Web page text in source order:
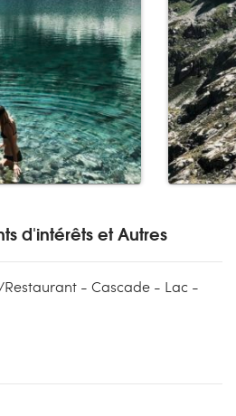
d'intérêts et Autres
- Cascade - Lac -